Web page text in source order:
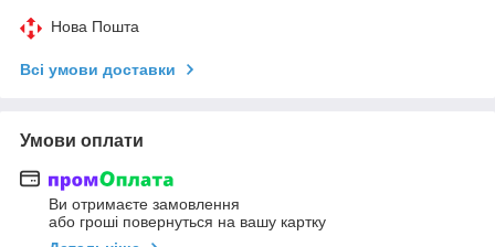
Нова Пошта
Всі умови доставки
Умови оплати
Ви отримаєте замовлення
або гроші повернуться на вашу картку